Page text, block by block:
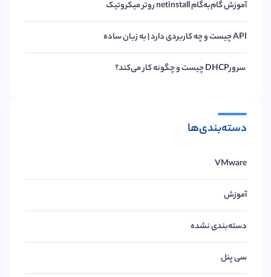
آموزش گام‌به‌گام netinstall روتر میکروتیک
API چیست و چه کاربردی دارد | به زبان ساده
سرورDHCP چیست و چگونه کار می‌کند؟
دسته‌بندی‌ها
VMware
آموزش
دسته‌بندی نشده
سی پنل